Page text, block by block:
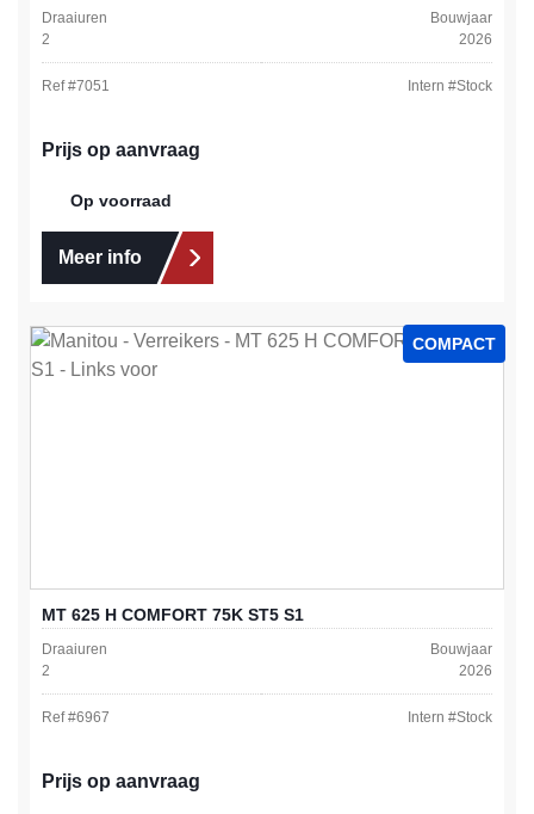
Draaiuren
2
Bouwjaar
2026
Ref #7051 Intern #Stock
Prijs op aanvraag
Op voorraad
Meer info
COMPACT
MT 625 H COMFORT 75K ST5 S1
Draaiuren
2
Bouwjaar
2026
Ref #6967 Intern #Stock
Prijs op aanvraag